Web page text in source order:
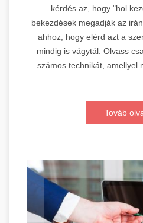
kérdés az, hogy "hol
bekezdések megadják az
ahhoz, hogy elérd azt a
mindig is vágytál. Olvass
számos technikát, amellyel
Továb